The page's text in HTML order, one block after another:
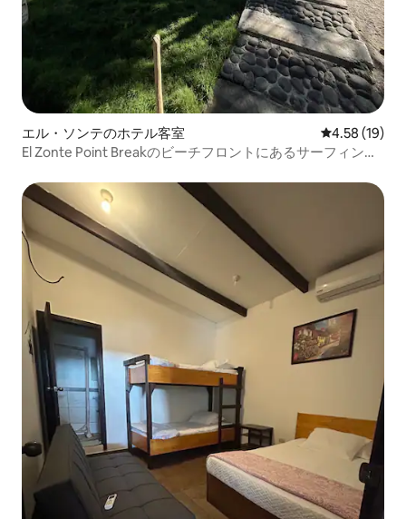
エル・ソンテのホテル客室 レビュー19
4.58 (19)
El Zonte Point Breakのビーチフロントにあるサーフィン専